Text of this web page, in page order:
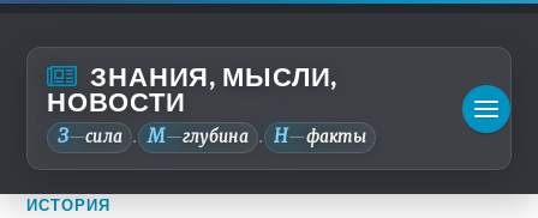
ЗНАНИЯ, МЫСЛИ,
НОВОСТИ
З—сила . М—глубина . Н—факты
ИСТОРИЯ